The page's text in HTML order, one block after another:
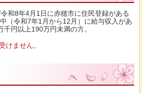
和8年4月1日に赤穂市に住民登録がある
（令和7年1月から12月）に給与収入があ
千円以上190万円未満の方。
けません。